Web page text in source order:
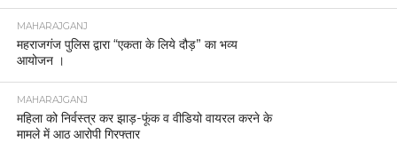
MAHARAJGANJ
महराजगंज पुलिस द्वारा “एकता के लिये दौड़” का भव्य
आयोजन ।
MAHARAJGANJ
महिला को निर्वस्त्र कर झाड़-फूंक व वीडियो वायरल करने के
मामले में आठ आरोपी गिरफ्तार